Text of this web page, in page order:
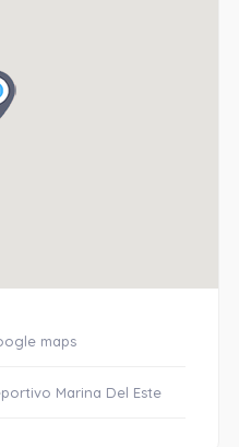
maps
Marina Del Este